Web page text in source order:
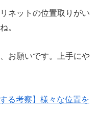
ネットの位置取りがい
。
お願いです。上手にや
る考察】様々な位置を